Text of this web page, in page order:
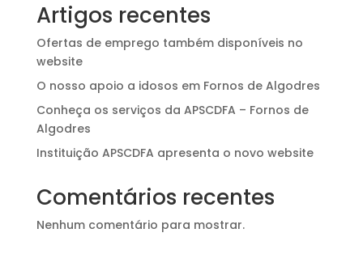
Artigos recentes
Ofertas de emprego também disponíveis no
website
O nosso apoio a idosos em Fornos de Algodres
Conheça os serviços da APSCDFA – Fornos de
Algodres
Instituição APSCDFA apresenta o novo website
Comentários recentes
Nenhum comentário para mostrar.